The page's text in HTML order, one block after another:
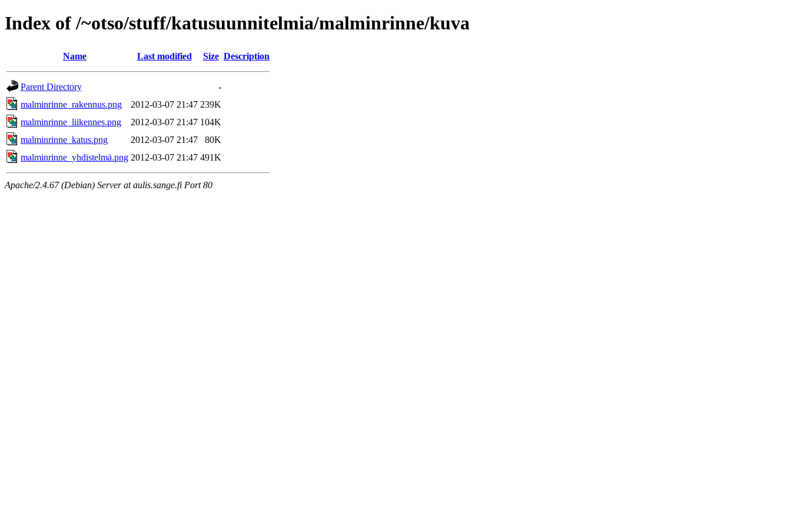
Index of /~otso/stuff/katusuunnitelmia/malminrinne/kuva
Name Last modified Size Description
Parent Directory
-
malminrinne_rakennus.png
2012-03-07 21:47 239K
malminrinne_liikennes.png
2012-03-07 21:47 104K
malminrinne_katus.png
2012-03-07 21:47
80K
malminrinne_yhdistelmä.png 2012-03-07 21:47 491K
Apache/2.4.67 (Debian) Server at aulis.sange.fi Port 80